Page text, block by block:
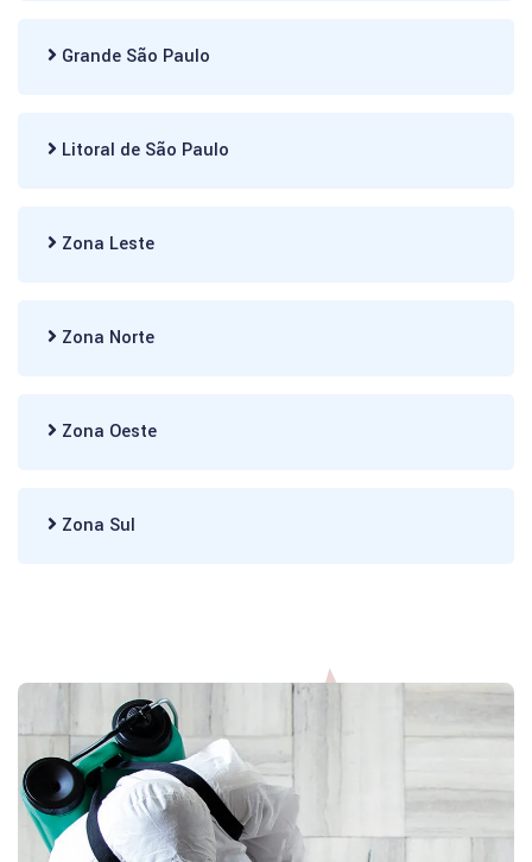
Grande São Paulo
Litoral de São Paulo
Zona Leste
Zona Norte
Zona Oeste
Zona Sul